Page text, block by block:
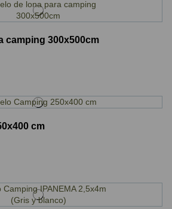
camping 300x500cm
cm